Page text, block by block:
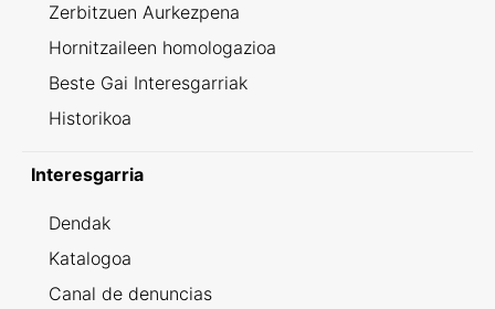
Zerbitzuen Aurkezpena
Hornitzaileen homologazioa
Beste Gai Interesgarriak
Historikoa
Interesgarria
Dendak
Katalogoa
Canal de denuncias